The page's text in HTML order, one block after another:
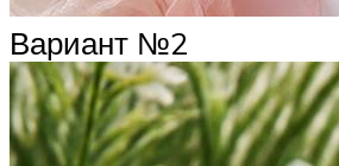
Вариант №2